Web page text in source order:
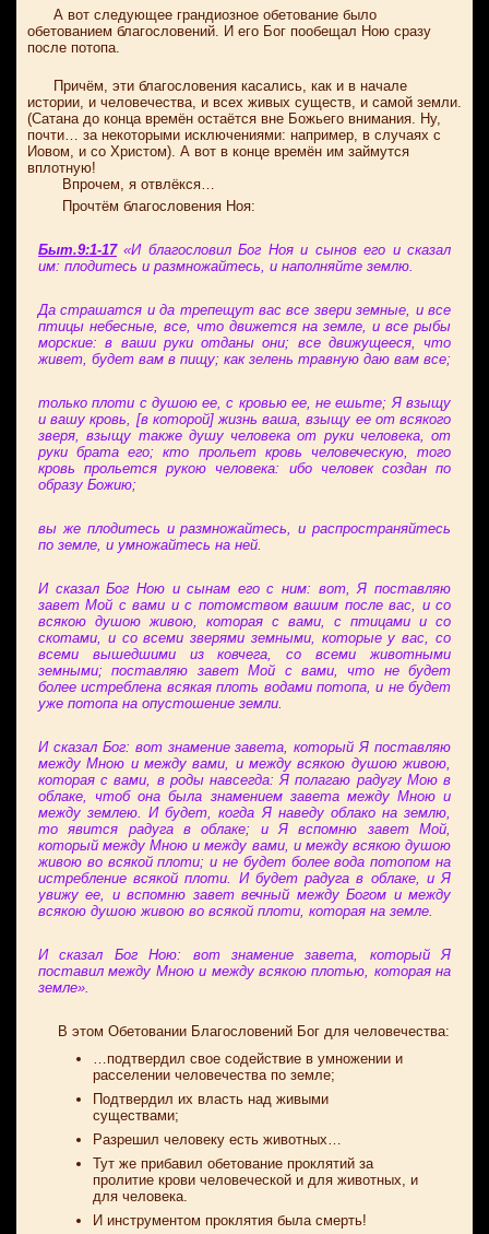
А вот следующее грандиозное обетование было
обетованием благословений. И его Бог пообещал Ною сразу
после потопа.
Причём, эти благословения касались, как и в начале
истории, и человечества, и всех живых существ, и самой земли.
(Сатана до конца времён остаётся вне Божьего внимания. Ну,
почти… за некоторыми исключениями: например, в случаях с
Иовом, и со Христом). А вот в конце времён им займутся
вплотную!
Впрочем, я отвлёкся…
Прочтём благословения Ноя:
Быт.9:1-17«И благословил Бог Ноя и сынов его и сказал
им: плодитесь и размножайтесь, и наполняйте землю.
Да страшатся и да трепещут вас все звери земные, и все
птицы небесные, все, что движется на земле, и все рыбы
морские: в ваши руки отданы они; все движущееся, что
живет, будет вам в пищу; как зелень травную даю вам все;
только плоти с душою ее, с кровью ее, не ешьте; Я взыщу
и вашу кровь, [в которой] жизнь ваша, взыщу ее от всякого
зверя, взыщу также душу человека от руки человека, от
руки брата его; кто прольет кровь человеческую, того
кровь прольется рукою человека: ибо человек создан по
образу Божию;
вы же плодитесь и размножайтесь, и распространяйтесь
по земле, и умножайтесь на ней.
И сказал Бог Ною и сынам его с ним: вот, Я поставляю
завет Мой с вами и с потомством вашим после вас, и со
всякою душою живою, которая с вами, с птицами и со
скотами, и со всеми зверями земными, которые у вас, со
всеми вышедшими из ковчега, со всеми животными
земными; поставляю завет Мой с вами, что не будет
более истреблена всякая плоть водами потопа, и не будет
уже потопа на опустошение земли.
И сказал Бог: вот знамение завета, который Я поставляю
между Мною и между вами, и между всякою душою живою,
которая с вами, в роды навсегда: Я полагаю радугу Мою в
облаке, чтоб она была знамением завета между Мною и
между землею. И будет, когда Я наведу облако на землю,
то явится радуга в облаке; и Я вспомню завет Мой,
который между Мною и между вами, и между всякою душою
живою во всякой плоти; и не будет более вода потопом на
истребление всякой плоти. И будет радуга в облаке, и Я
увижу ее, и вспомню завет вечный между Богом и между
всякою душою живою во всякой плоти, которая на земле.
И сказал Бог Ною: вот знамение завета, который Я
поставил между Мною и между всякою плотью, которая на
земле».
В этом Обетовании Благословений Бог для человечества:
…подтвердил свое содействие в умножении и
расселении человечества по земле;
Подтвердил их власть над живыми
существами;
Разрешил человеку есть животных…
Тут же прибавил обетование проклятий за
пролитие крови человеческой и для животных, и
для человека.
И инструментом проклятия была смерть!